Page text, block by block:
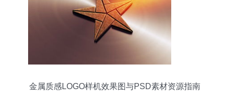
金属质感LOGO样机效果图与PSD素材资源指南